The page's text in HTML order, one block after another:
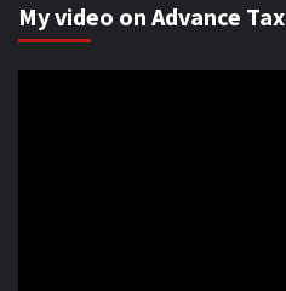
My video on Advance Tax